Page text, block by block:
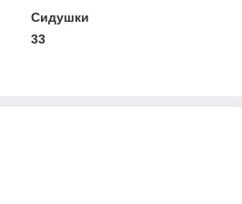
Сидушки
33